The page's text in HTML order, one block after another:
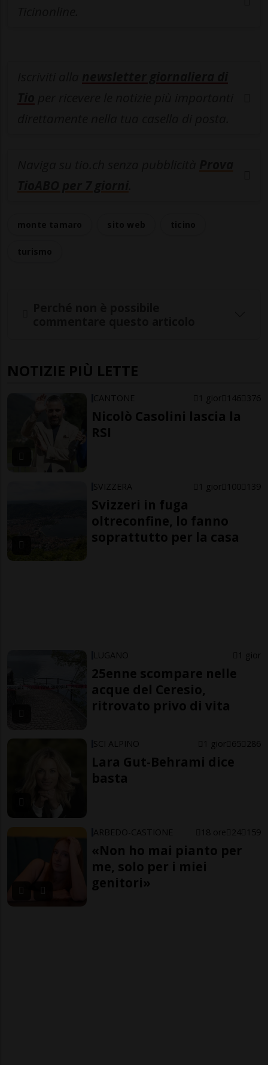
NOTIZIE PIÙ LETTE
CANTONE 1 gior 146 376
Nicolò Casolini lascia la
RSI
SVIZZERA 1 gior 100 139
Svizzeri in fuga
oltreconfine, lo fanno
soprattutto per la casa
LUGANO 1 gior
25enne scompare nelle
acque del Ceresio,
ritrovato privo di vita
SCI ALPINO 1 gior 65 286
Lara Gut-Behrami dice
basta
ARBEDO-CASTIONE 18 ore 24 159
«Non ho mai pianto per
me, solo per i miei
genitori»